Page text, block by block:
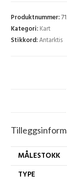
(DML
250) - J5
antall
Produktnummer:
Kategori:Kart
Stikkord:Antarktis
MÅLESTOKK
TYPE